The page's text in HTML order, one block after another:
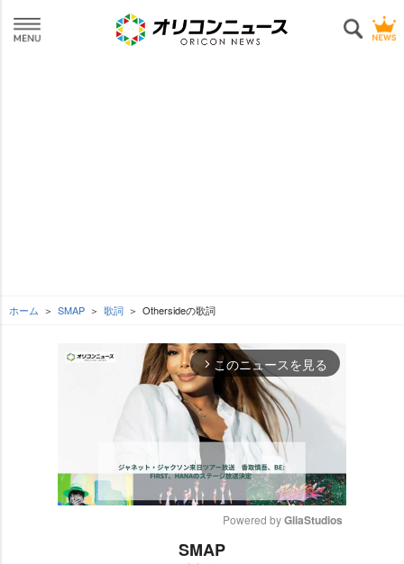
ホーム SMAP 歌詞 Othersideの歌詞
arrow_forward_ios このニュースを見る
Powered by GliaStudios
SMAP